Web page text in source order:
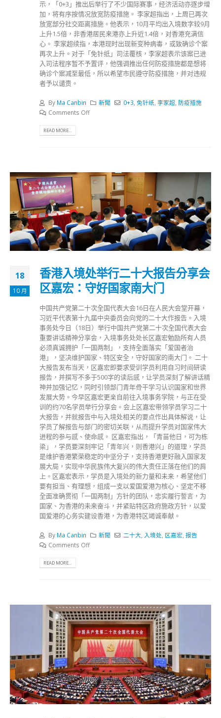
示，「0+3」推出后举行了不少国际赛事，经济活动亦逐步增
加，将有序按情况放宽防疫措施。 李家超指出，上周已再次
放宽部分社交距离措施。他表示，10月平均出入境数字较9月
上升1.5倍，非香港居民来港亦上升近1.4倍，对香港充满信
心。 李家超续指，本港现时出现新变种病毒，或致确诊个案
再次上升。对于「免针纸」司法覆核，李家超表示该案已进
入司法程序暂不予置评，他强调推出任何防疫措施都是想将
确诊个案减至最低，所以希望市民遵守防疫措施，并对违规
者予以谴责。
By Ma Canbin 新聞 0+3 ,免针纸 ,李家超 防疫措施
Comments Off
READ MORE...
18
10 月
香港入境处举行二十大报告分享会
区嘉宏：守好国家南大门
中国共产党第二十次全国代表大会16日在人民大会堂开幕，
习近平代表第十九届中央委员会向党的二十大作报告。入境
事务处今日（18日）举行中国共产党第二十次全国代表大会
重要讲话精神分享会，入境事务处处长区嘉宏勉励所有人员
必须真诚拥护「一国两制」，支持全面落实「爱国者治
港」，坚决维护国家、特区安全，守好国家的南大门。 二十
大报告发布当天，区嘉宏即要求受训学员利用自习时间研读
报告，并撰写不多于500字的读后感，让学员深刻了解讲话精
神并加强记忆，同时引领部门青年骨干学习认识国家和世界
发展大势。今早区嘉宏更亲自前往入境事务学院，与正在受
训的约70名学员举行分享会。会上区嘉宏带领学员学习二十
大报告，并就报告中与入境处相关的要点作出具体解说，让
学员了解报告与部门的密切关联，从而提升学员对国家伟大
进程的参与感、使命感。 区嘉宏指出，「青苗他日，可为栋
梁」，学员要深刻牢记「青年兴，则香港兴」的道理，学员
是维护香港繁荣稳定的中坚分子，支持香港更好融入国家发
展大局，实现中华民族伟大复兴的伟大责任正落在他们的肩
上。区嘉宏表示，学员是入境处的新力量和未来，希望他们
要有担当、有理想，组成一支以爱国爱港为核心、坚定不移
全面准确贯彻「一国两制」方针的团队，忠实履行誓言，为
国家、为香港的未来奋斗，并紧贴特区政府施政方针，以爱
国爱港的心务实建设香港，为香港特区竭诚奉献。
By Ma Canbin 新聞 二十大 入境处 区嘉宏 ,报告
Comments Off
READ MORE...